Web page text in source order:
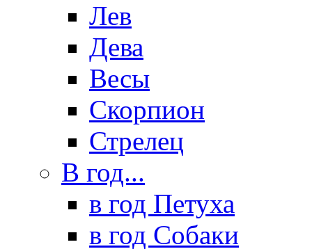
Лев
Дева
Весы
Скорпион
Стрелец
В год...
в год Петуха
в год Собаки